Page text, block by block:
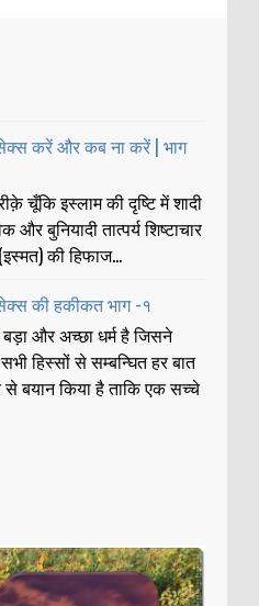
करें और कब ना करें | भाग
चूँकि इस्लाम की दृष्टि में शादी
और बुनियादी तात्पर्य शिष्टाचार
की हिफाज...
की हकीकत भाग -१
और अच्छा धर्म है जिसने
हिस्सों से सम्बन्घित हर बात
से बयान किया है ताकि एक सच्चे